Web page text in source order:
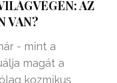
AZ
VAN?
- mint a
magát a
kozmikus